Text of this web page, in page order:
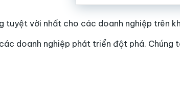
tuyệt vời nhất cho các doanh nghiệp trên
doanh nghiệp phát triển đột phá. Chúng